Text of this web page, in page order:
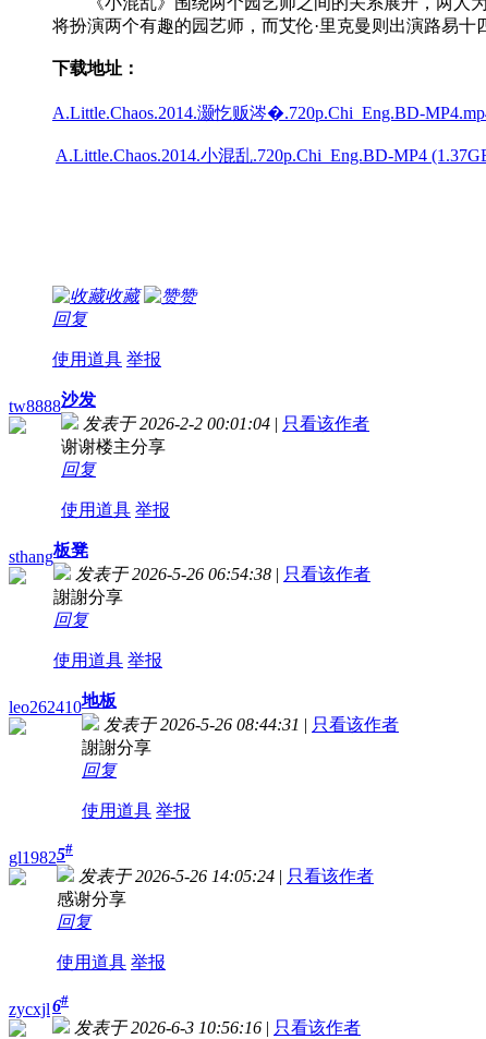
将扮演两个有趣的园艺师，而艾伦·里克曼则出演路易十
下载地址：
A.Little.Chaos.2014.灏忔贩涔�.720p.Chi_Eng.BD-
A.Little.Chaos.2014.小混乱.720p.Chi_Eng.BD-MP4
收藏
赞
回复
使用道具 举报
tw8888沙发
发表于 2026-2-2 00:01:04 | 只看该作者
谢谢楼主分享
回复
使用道具 举报
sthang板凳
发表于 2026-5-26 06:54:38 | 只看该作者
謝謝分享
回复
使用道具 举报
leo262410地板
发表于 2026-5-26 08:44:31 | 只看该作者
謝謝分享
回复
使用道具 举报
gl19825#
发表于 2026-5-26 14:05:24 | 只看该作者
感谢分享
回复
使用道具 举报
zycxjl6#
发表于 2026-6-3 10:56:16 | 只看该作者